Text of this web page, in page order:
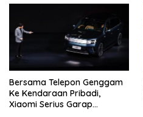
Bersama Telepon Genggam
Ke Kendaraan Pribadi,
Xiaomi Serius Garap